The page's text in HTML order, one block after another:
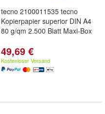
tecno 2100011535 tecno
Kopierpapier superior DIN A4
80 g/qm 2.500 Blatt Maxi-Box
49,69 €
Kostenloser Versand